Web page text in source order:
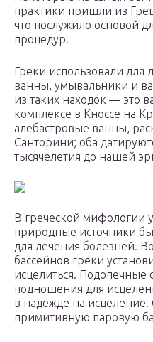
практики пришли из
что послужило основой
процедур.
Греки использовали
ванны, умывальники и
из таких находок — это
комплексе в Кноссе на
алебастровые ванны,
Санторини; оба
тысячелетия до нашей
В греческой мифологии
природные источники
для лечения болезней.
бассейнов греки
исцелиться. Подопечные
подношения для
в надежде на исцеление.
примитивную паровую